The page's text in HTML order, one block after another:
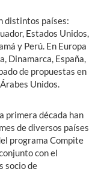
distintos países:
Estados Unidos,
y Perú. En Europa
Dinamarca, España,
de propuestas en
Unidos.
primera década han
de diversos países
programa Compite
con el
socio de